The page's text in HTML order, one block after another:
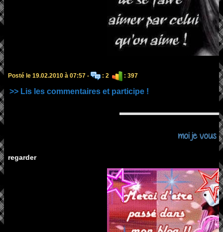
Posté le 19.02.2010 à 07:57 - : 2 : 397
>> Lis les commentaires et participe !
moi je vous
regarder